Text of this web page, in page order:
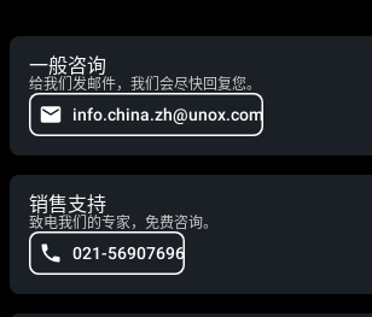
一般咨询
给我们发邮件，我们会尽快回复您。
info.china.zh@unox.com
销售支持
致电我们的专家，免费咨询。
021-56907696